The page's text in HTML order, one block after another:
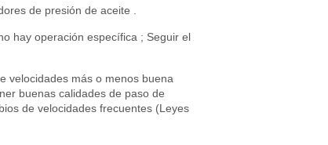
de presión de aceite .
hay operación específica ; Seguir el
velocidades más o menos buena
buenas calidades de paso de
de velocidades frecuentes (Leyes